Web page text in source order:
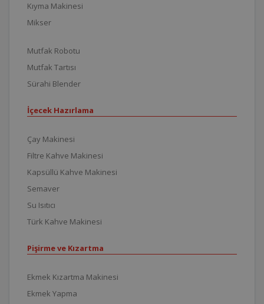
Kıyma Makinesi
Mikser
Mutfak Robotu
Mutfak Tartısı
Sürahi Blender
İçecek Hazırlama
Çay Makinesi
Filtre Kahve Makinesi
Kapsüllü Kahve Makinesi
Semaver
Su Isıtıcı
Türk Kahve Makinesi
Pişirme ve Kızartma
Ekmek Kızartma Makinesi
Ekmek Yapma